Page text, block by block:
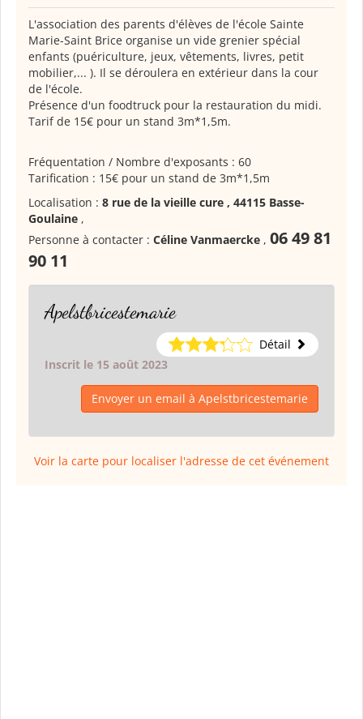
L'association des parents d'élèves de l'école Sainte
Marie-Saint Brice organise un vide grenier spécial
enfants (puériculture, jeux, vêtements, livres, petit
mobilier,... ). Il se déroulera en extérieur dans la cour
de l'école.
Présence d'un foodtruck pour la restauration du midi.
Tarif de 15€ pour un stand 3m*1,5m.
Fréquentation / Nombre d'exposants : 60
Tarification : 15€ pour un stand de 3m*1,5m
Localisation : 8 rue de la vieille cure , 44115 Basse-
Goulaine ,
Personne à contacter : Céline Vanmaercke , 06 49 81
90 11
Apelstbricestemarie
Détail
Inscrit le 15 août 2023
Envoyer un email à Apelstbricestemarie
Voir la carte pour localiser l'adresse de cet événement